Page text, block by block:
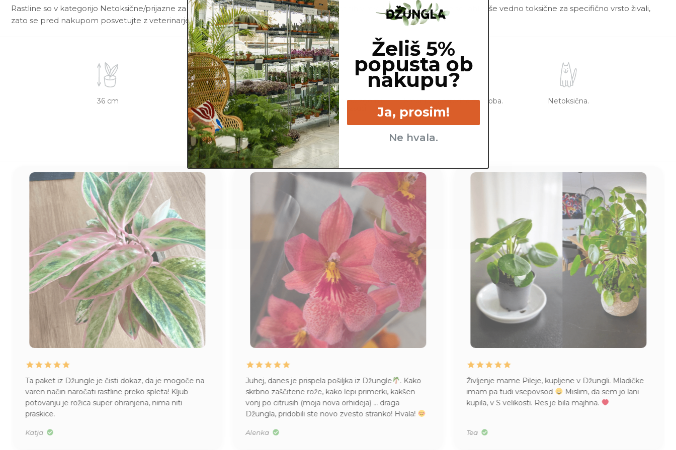
Rastline so v kategorijo Netoksične/prijazne za živali uvrščene na podlagi dostopnih spletnih virov. Netoksične rastline so lahko še vedno toksične za specifično vrsto živali,
zato se pred nakupom posvetujte z veterinarjem.
36 cm 10 cm
Srednje - kadar se zgornji
sloj zemlje izsuši.
Srednje - posredna svetloba. Netoksična.
Ta paket iz Džungle je čisti dokaz, da je mogoče na
varen način naročati rastline preko spleta! Kljub
potovanju je rožica super ohranjena, nima niti
praskice.
Katja
Juhej, danes je prispela pošiljka iz Džungle
. Kako
skrbno zaščitene rože, kako lepi primerki, kakšen
vonj po citrusih (moja nova orhideja) … draga
Džungla, pridobili ste novo zvesto stranko! Hvala!
Alenka
Življenje mame Pileje, kupljene v Džungli. Mladičke
imam pa tudi vsepovsod
Mislim, da sem jo lani
kupila, v S velikosti. Res je bila majhna.
Tea
Želiš 5%
popusta ob
nakupu?
Ja, prosim!
Ne hvala.